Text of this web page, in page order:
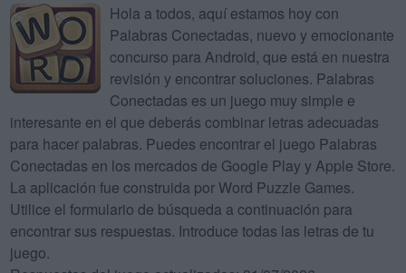
Hola a todos, aquí estamos hoy con
Palabras Conectadas, nuevo y emocionante
concurso para Android, que está en nuestra
revisión y encontrar soluciones. Palabras
Conectadas es un juego muy simple e
interesante en el que deberás combinar letras adecuadas
para hacer palabras. Puedes encontrar el juego Palabras
Conectadas en los mercados de Google Play y Apple Store.
La aplicación fue construida por Word Puzzle Games.
Utilice el formulario de búsqueda a continuación para
encontrar sus respuestas. Introduce todas las letras de tu
juego.